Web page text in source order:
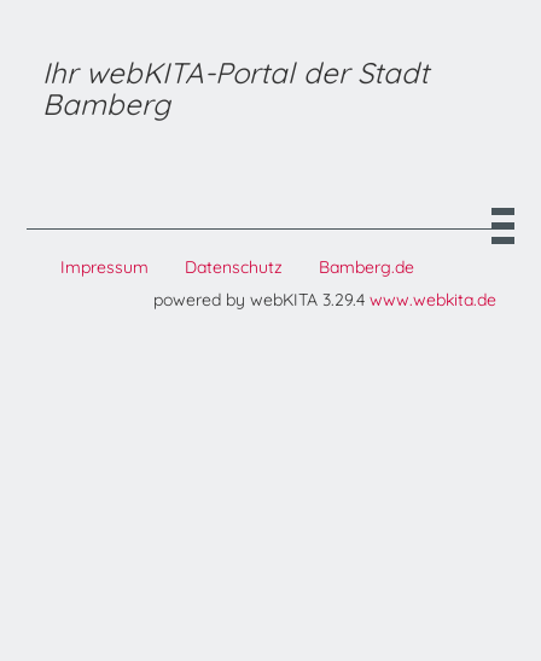
Ihr webKITA-Portal der Stadt
Bamberg
Impressum Datenschutz
Bamberg.de
powered by webKITA 3.29.4 www.webkita.de